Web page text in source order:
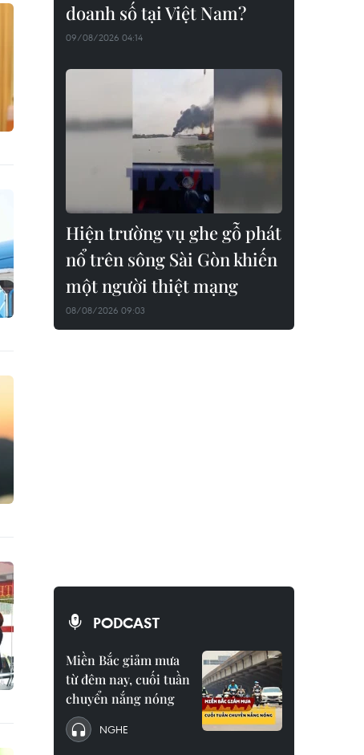
doanh số tại Việt Nam?
09/08/2026 04:14
Hiện trường vụ ghe gỗ phát
nổ trên sông Sài Gòn khiến
một người thiệt mạng
08/08/2026 09:03
PODCAST
Miền Bắc giảm mưa
từ đêm nay, cuối tuần
chuyển nắng nóng
NGHE